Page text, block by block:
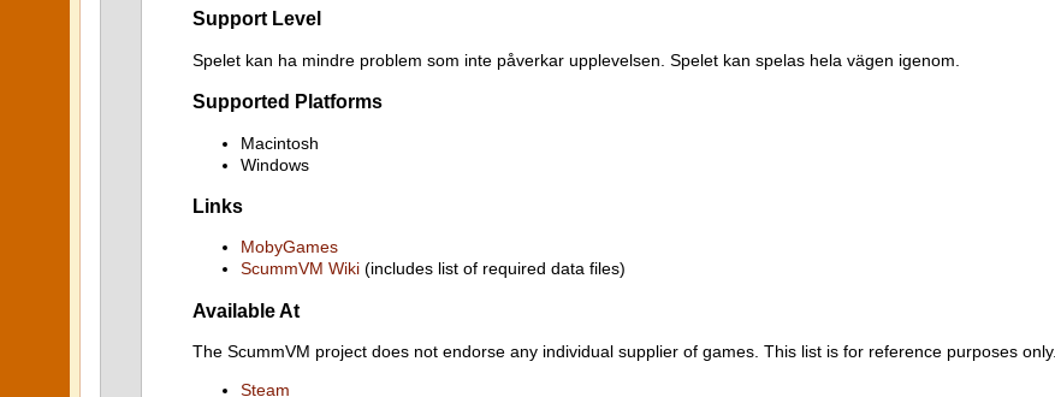
Support Level
Spelet kan ha mindre problem som inte påverkar upplevelsen. Spelet kan spelas hela vägen igenom.
Supported Platforms
Macintosh
Windows
Links
MobyGames
ScummVM Wiki (includes list of required data files)
Available At
The ScummVM project does not endorse any individual supplier of games. This list is for reference purposes only.
Steam